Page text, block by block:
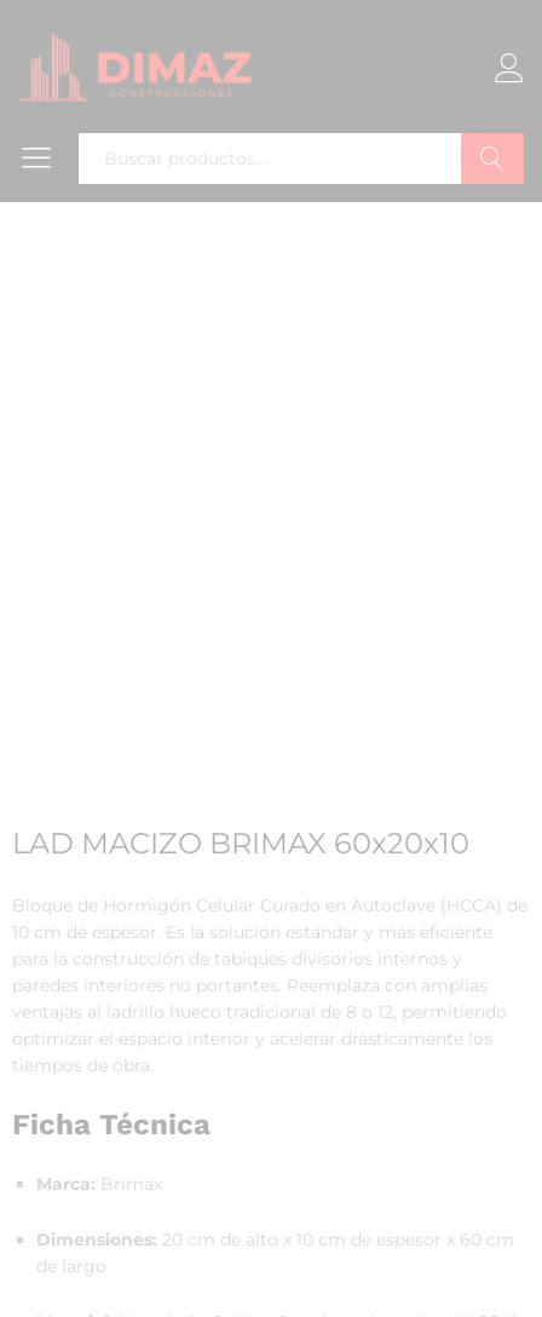
Buscar
LAD MACIZO BRIMAX 60x20x10
Bloque de Hormigón Celular Curado en Autoclave (HCCA) de
10 cm de espesor. Es la solución estándar y más eficiente
para la construcción de tabiques divisorios internos y
paredes interiores no portantes. Reemplaza con amplias
ventajas al ladrillo hueco tradicional de 8 o 12, permitiendo
optimizar el espacio interior y acelerar drásticamente los
tiempos de obra.
Ficha Técnica
Marca: Brimax
Dimensiones: 20 cm de alto x 10 cm de espesor x 60 cm
de largo